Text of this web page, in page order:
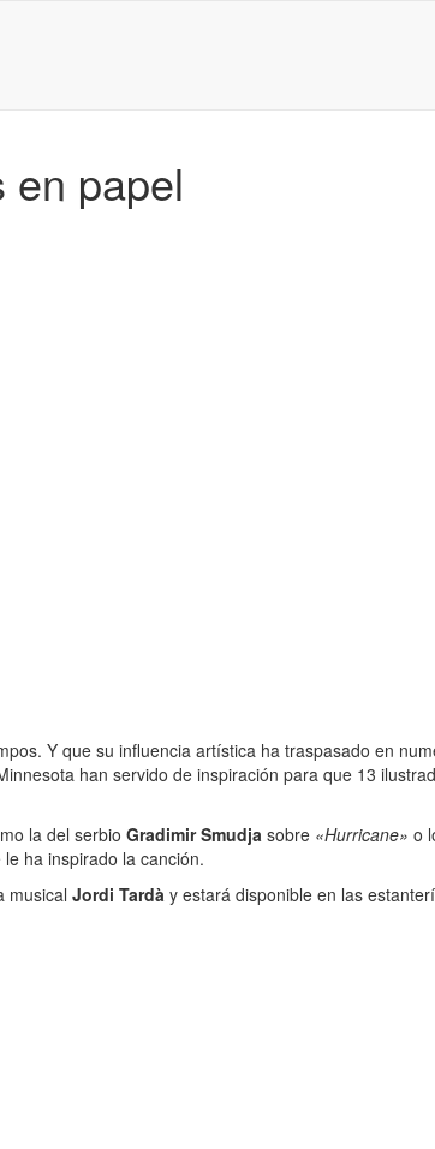
en papel
Y que su influencia artística ha traspasado en
han servido de inspiración para que 13
la del serbio Gradimir Smudja sobre «Hurricane» o
ha inspirado la canción.
musical Jordi Tardà y estará disponible en las